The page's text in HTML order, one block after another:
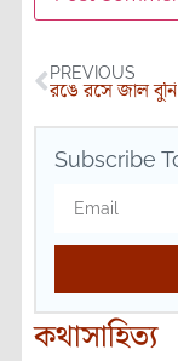
PREVIOUS
রঙে রসে জাল বুনি
Subscribe
কথাসাহিত্য